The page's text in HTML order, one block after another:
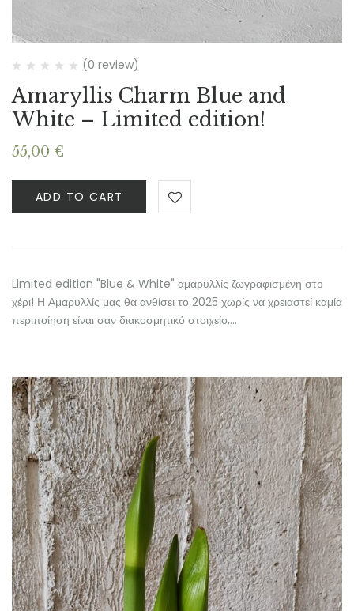
(0 review)
Amaryllis Charm Blue and
White – Limited edition!
55,00 €
ADD TO CART
Limited edition "Blue & White" αμαρυλλίς ζωγραφισμένη στο
χέρι! Η Αμαρυλλίς μας θα ανθίσει το 2025 χωρίς να χρειαστεί καμία
περιποίηση είναι σαν διακοσμητικό στοιχείο,…